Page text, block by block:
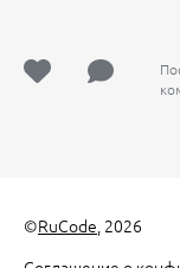
©RuCode, 2026